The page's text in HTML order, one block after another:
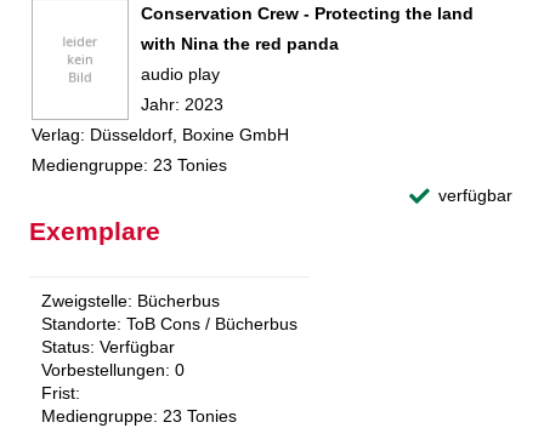
Conservation Crew - Protecting the land
with Nina the red panda
audio play
Suche nach diesem Verfasser
Jahr: 2023
Verlag: Düsseldorf, Boxine GmbH
Mediengruppe: 23 Tonies
verfügbar
Exemplare
Zweigstelle: Bücherbus
Standorte: ToB Cons / Bücherbus
Status: Verfügbar
Vorbestellungen: 0
Frist:
Mediengruppe: 23 Tonies